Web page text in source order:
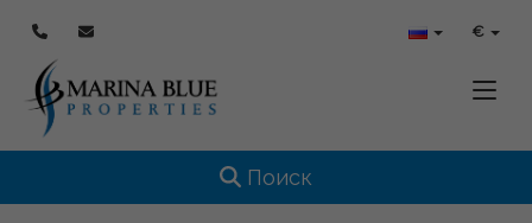
€
Toggle navigation
Поиск